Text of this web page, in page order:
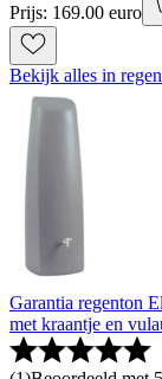
Prijs: 169.00 euro
Bekijk alles in
Garantia regenton
met kraantje en